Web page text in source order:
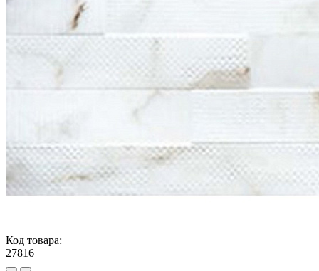
Код товара:
27816